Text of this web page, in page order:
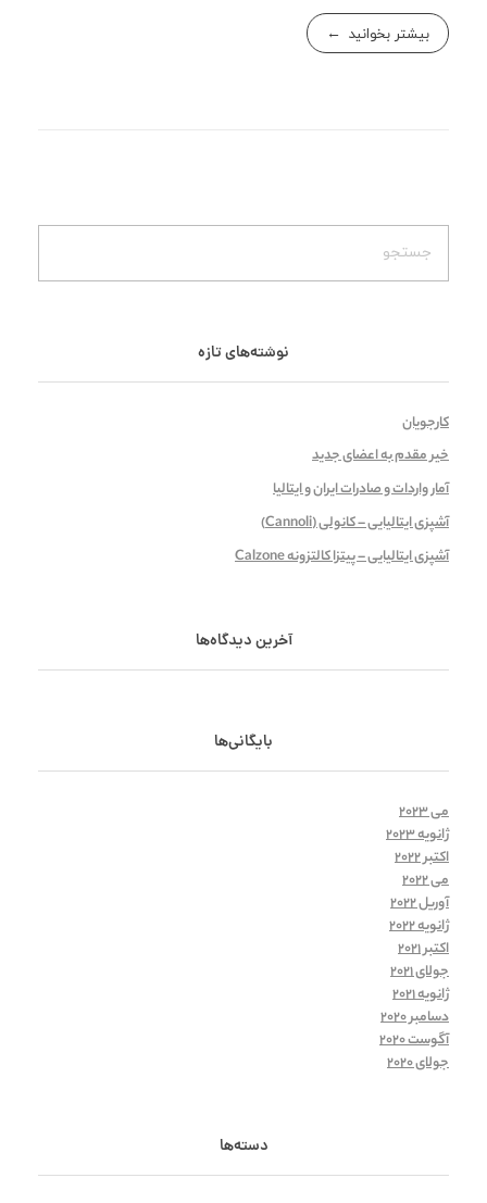
بیشتر بخوانید
نوشته‌های تازه
کارجویان
خیر مقدم به اعضای جدید
آمار واردات و صادرات ایران و ایتالیا
آشپزی ایتالیایی – کانولی (Cannoli)
آشپزی ایتالیایی – پیتزا کالتزونه Calzone
آخرین دیدگاه‌ها
بایگانی‌ها
می 2023
ژانویه 2023
اکتبر 2022
می 2022
آوریل 2022
ژانویه 2022
اکتبر 2021
جولای 2021
ژانویه 2021
دسامبر 2020
آگوست 2020
جولای 2020
دسته‌ها